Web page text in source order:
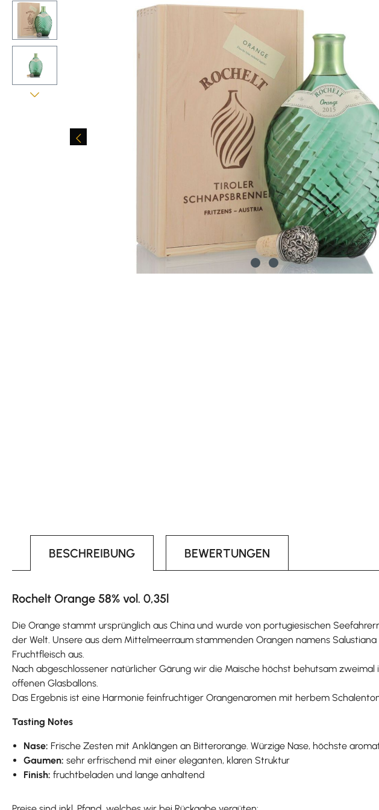
Bildergalerie überspringen
BESCHREIBUNG BEWERTUNGEN
Rochelt Orange 58% vol. 0,35l
Die Orange stammt ursprünglich aus China und wurde von portugiesischen
der Welt. Unsere aus dem Mittelmeerraum stammenden Orangen namens
Fruchtfleisch aus.
Nach abgeschlossener natürlicher Gärung wir die Maische höchst behutsam
offenen Glasballons.
Das Ergebnis ist eine Harmonie feinfruchtiger Orangenaromen mit herbem
Tasting Notes
Nase: Frische Zesten mit Anklängen an Bitterorange. Würzige Nase, höchste
Gaumen:sehr erfrischend mit einer eleganten, klaren Struktur
Finish: fruchtbeladen und lange anhaltend